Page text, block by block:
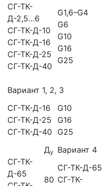
СГ-ТК-
Д-2,5…6
СГ-ТК-Д-10
СГ-ТК-Д-16
СГ-ТК-Д-25
СГ-ТК-Д-40
G1,6–G4
G6
G10
G16
G25
Вариант 1, 2, 3
СГ-ТК-Д-16
СГ-ТК-Д-25
СГ-ТК-Д-40
G10
G16
G25
Ду Вариант 4
СГ-ТК-
Д-65
80
СГ-ТК-Д-65
СГ-ТК-